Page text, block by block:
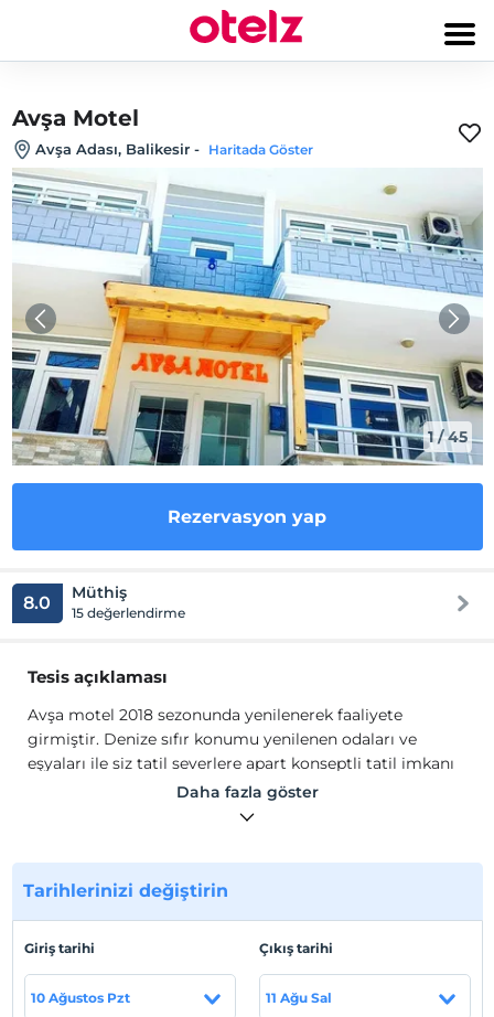
Avşa Motel
Avşa Adası, Balikesir - Haritada Göster
1/45
Rezervasyon yap
8.0 Müthiş
15 değerlendirme
Tesis açıklaması
Avşa motel 2018 sezonunda yenilenerek faaliyete
girmiştir. Denize sıfır konumu yenilenen odaları ve
eşyaları ile siz tatil severlere apart konseptli tatil imkanı
sunuyor. Eğlence merkezi olan barlar sokağına 100 m
yakınlıktadır. Motelimizin yakınında Gıybet Cafe ve Şok
mutfak ve mutfak eşyaları mevcuttur.
Avşa motel 2018 sezonunda yenilenerek faaliyete
sunuyor. Eğlence merkezi olan barlar sokağına 100 m
yakınlıktadır. Motelimizin yakınında Gıybet Cafe ve Şok
Market mevcuttur. Bütün odalarda banyo, balkon,
Daha fazla göster
Tarihlerinizi değiştirin
Giriş tarihi
10 Ağustos Pzt
Çıkış tarihi
11 Ağu Sal